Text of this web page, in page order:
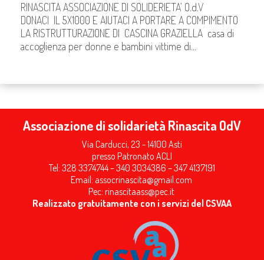
RINASCITA ASSOCIAZIONE DI SOLIDERIETA’ O.d.V
DONACI IL 5X1000 E AIUTACI A PORTARE A COMPIMENTO
LA RISTRUTTURAZIONE DI CASCINA GRAZIELLA casa di
accoglienza per donne e bambini vittime di...
Associazione di solidarietà Rinascita OdV
Via Carducci, 23 - 14100 Asti
presso Patronato ACLI
Tel: 328 3374744 – 340 3034386 – 347 4137191
Email: assocrinascita@gmail.com
Pec: rinascitaass@pec.it
Realizzato gratuitamente con i servizi del CSVAA